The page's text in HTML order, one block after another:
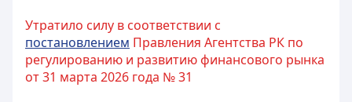
Утратило силу в соответствии с
постановлением Правления Агентства РК по
регулированию и развитию финансового рынка
от 31 марта 2026 года № 31